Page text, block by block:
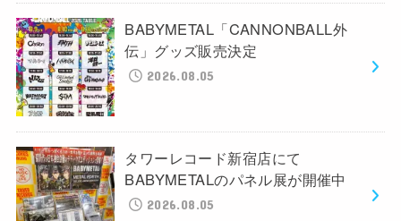
BABYMETAL「CANNONBALL外
伝」グッズ販売決定
2026.08.05
タワーレコード新宿店にて
BABYMETALのパネル展が開催中
2026.08.05